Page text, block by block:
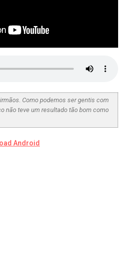
Como podemos ser gentis com
não teve um resultado tão bom como